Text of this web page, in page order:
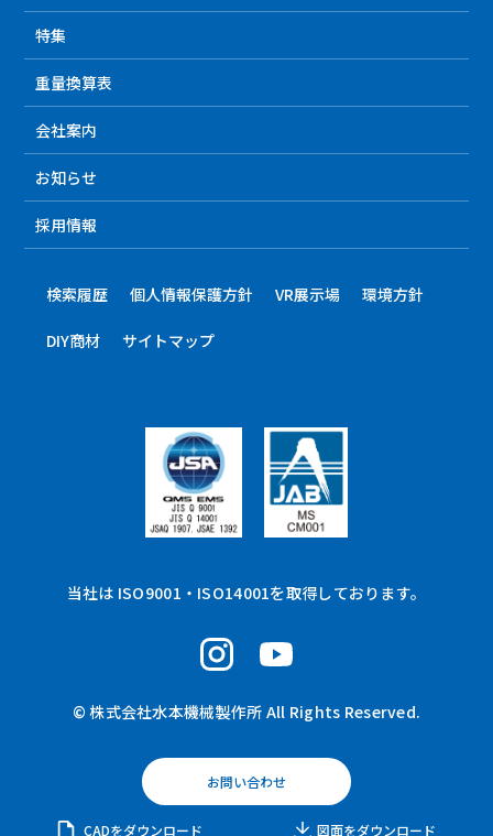
お問い合わせ
CADをダウンロード 図面をダウンロード
特集
重量換算表
会社案内
お知らせ
採用情報
検索履歴 個人情報保護方針 VR展示場 環境方針
DIY商材 サイトマップ
当社は ISO9001・ISO14001を取得しております。
© 株式会社水本機械製作所 All Rights Reserved.